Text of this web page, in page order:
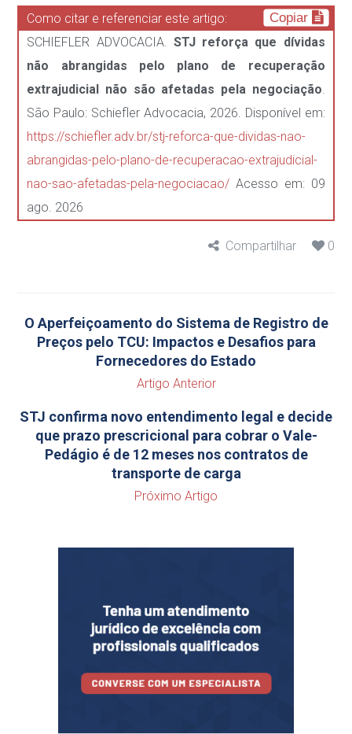
Como citar e referenciar este artigo: Copiar
SCHIEFLER ADVOCACIA. STJ reforça que dívidas
não abrangidas pelo plano de recuperação
extrajudicial não são afetadas pela negociação
São Paulo: Schiefler Advocacia, 2026. Disponível em:
https://schiefler.adv.br/stj-reforca-que-dividas-nao-
abrangidas-pelo-plano-de-recuperacao-extrajudicial-
nao-sao-afetadas-pela-negociacao/ Acesso em: 09
ago. 2026
Compartilhar 0
O Aperfeiçoamento do Sistema de Registro de
Preços pelo TCU: Impactos e Desafios para
Fornecedores do Estado
Artigo Anterior
STJ confirma novo entendimento legal e decide
que prazo prescricional para cobrar o Vale-
Pedágio é de 12 meses nos contratos de
transporte de carga
Próximo Artigo